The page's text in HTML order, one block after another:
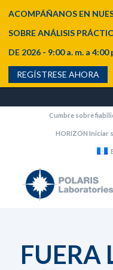
Cumbre sobre
HORIZON Iniciar
FUERA
ACOMPÁÑANOS EN
SOBRE ANÁLISIS
DE 2026 - 9:00 a. m. a
REGÍSTRESE AHORA